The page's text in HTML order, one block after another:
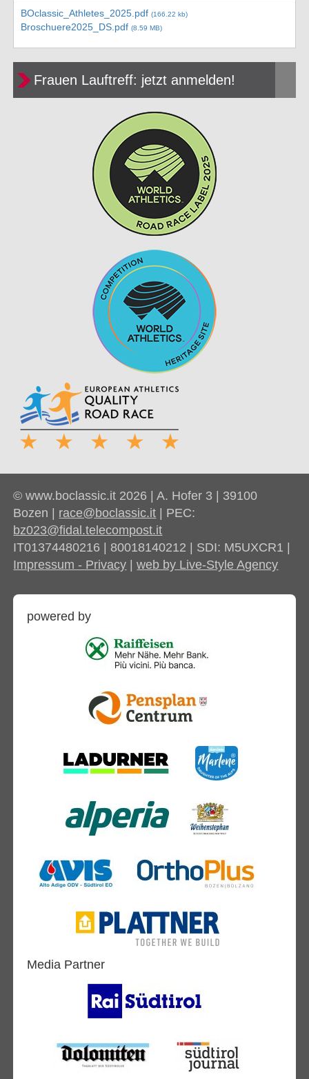
BOclassic_Athletes_2025.pdf(166.22 kb)
Broschuere2025_DS.pdf(8.59 MB)
Frauen Lauftreff: jetzt anmelden!
© www.boclassic.it 2026 | A. Hofer 3 | 39100
Bozen | race@boclassic.it | PEC:
bz023@fidal.telecompost.it
IT01374480216 | 80018140212 | SDI: M5UXCR1 |
Impressum - Privacy |web by Live-Style Agency
powered by
Media Partner